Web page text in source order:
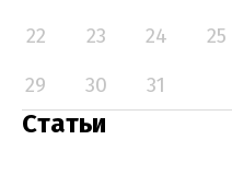
22
23 24 25
29
30 31
Статьи